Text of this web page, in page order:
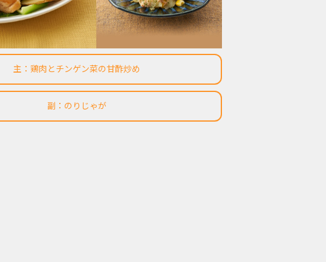
主：鶏肉とチンゲン菜の甘酢炒め
副：のりじゃが